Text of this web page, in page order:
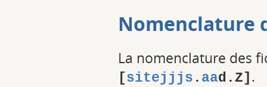
Nomenclature
La nomenclature des
[sitejjjs . aad.Z] .